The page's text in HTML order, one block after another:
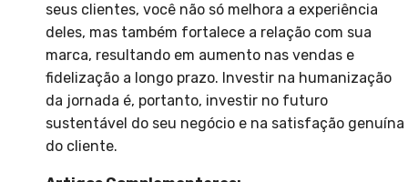
seus clientes, você não só melhora a experiência
deles, mas também fortalece a relação com sua
marca, resultando em aumento nas vendas e
fidelização a longo prazo. Investir na humanização
da jornada é, portanto, investir no futuro
sustentável do seu negócio e na satisfação genuína
do cliente.